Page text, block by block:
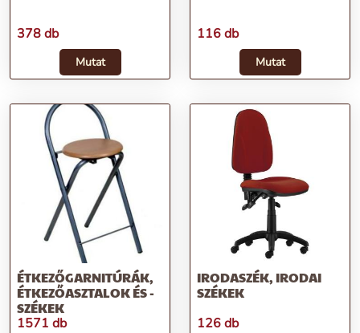
378 db
Mutat
116 db
Mutat
ÉTKEZŐGARNITÚRÁK,
ÉTKEZŐASZTALOK ÉS -
SZÉKEK
1571 db
IRODASZÉK, IRODAI
SZÉKEK
126 db